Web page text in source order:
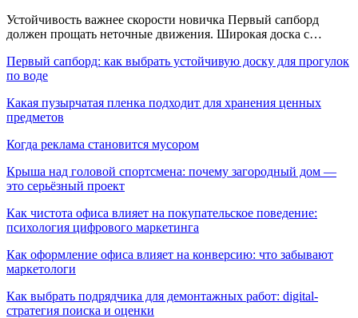
Устойчивость важнее скорости новичка Первый сапборд
должен прощать неточные движения. Широкая доска с…
Первый сапборд: как выбрать устойчивую доску для прогулок
по воде
Какая пузырчатая пленка подходит для хранения ценных
предметов
Когда реклама становится мусором
Крыша над головой спортсмена: почему загородный дом —
это серьёзный проект
Как чистота офиса влияет на покупательское поведение:
психология цифрового маркетинга
Как оформление офиса влияет на конверсию: что забывают
маркетологи
Как выбрать подрядчика для демонтажных работ: digital-
стратегия поиска и оценки